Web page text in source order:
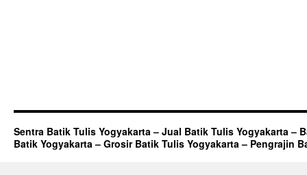
Sentra Batik Tulis Yogyakarta – Jual Batik Tulis Yogyakarta –
Batik Yogyakarta – Grosir Batik Tulis Yogyakarta – Pengrajin